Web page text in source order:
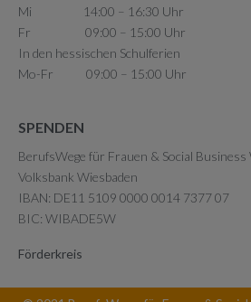
Mi 14:00 – 16:30 Uhr
Fr 09:00 – 15:00 Uhr
In den hessischen Schulferien
Mo-Fr 09:00 – 15:00 Uhr
SPENDEN
BerufsWege für Frauen & Social Business
Volksbank Wiesbaden
IBAN: DE11 5109 0000 0014 7377 07
BIC: WIBADE5W
Förderkreis